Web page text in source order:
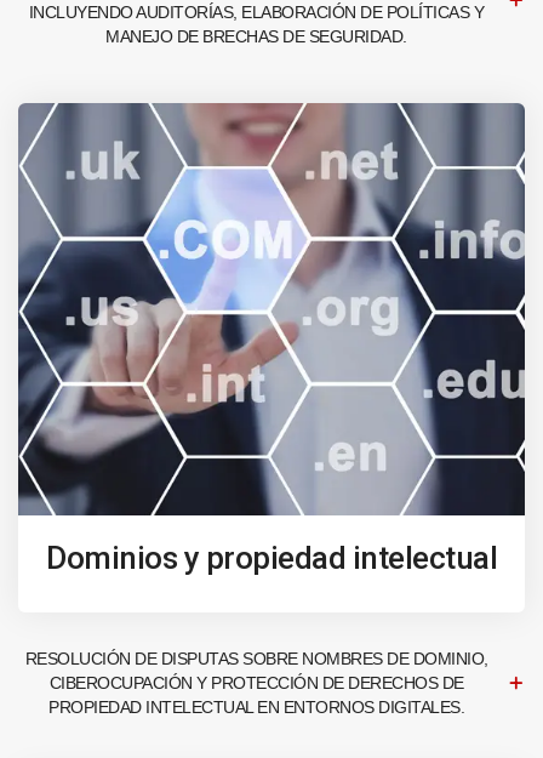
INCLUYENDO AUDITORÍAS, ELABORACIÓN DE POLÍTICAS Y
MANEJO DE BRECHAS DE SEGURIDAD.
Dominios y propiedad intelectual
RESOLUCIÓN DE DISPUTAS SOBRE NOMBRES DE DOMINIO,
CIBEROCUPACIÓN Y PROTECCIÓN DE DERECHOS DE
PROPIEDAD INTELECTUAL EN ENTORNOS DIGITALES.